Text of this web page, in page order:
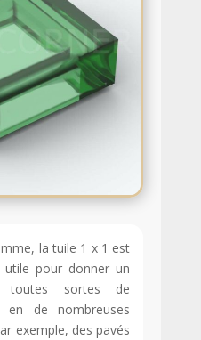
la tuile 1 x 1 est
pour donner un
toutes sortes de
en de nombreuses
exemple, des pavés